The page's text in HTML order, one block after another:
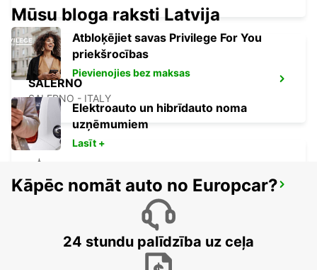
SALERNO
SALERNO - ITALY
AVELLINO
Mūsu bloga raksti Latvija
Atbloķējiet savas Privilege For You
priekšrocības
Pievienojies bez maksas
Elektroauto un hibrīdauto noma
uzņēmumiem
Lasīt +
Kāpēc nomāt auto no Europcar?
24 stundu palīdzība uz ceļa